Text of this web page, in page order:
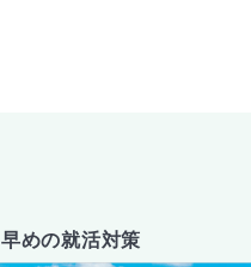
早めの就活対策